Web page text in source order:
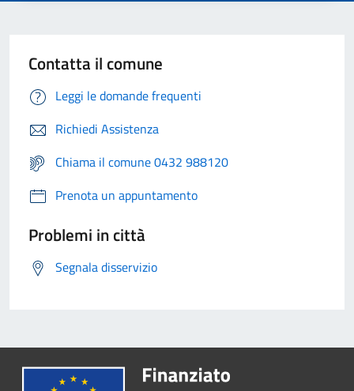
Contatta il comune
Leggi le domande frequenti
Richiedi Assistenza
Chiama il comune 0432 988120
Prenota un appuntamento
Problemi in città
Segnala disservizio